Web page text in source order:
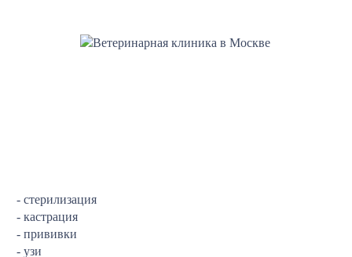
- стерилизация
- кастрация
- прививки
- узи